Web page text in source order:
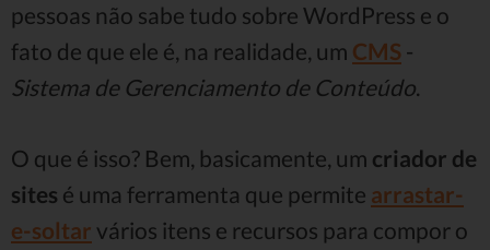
pessoas não sabe tudo sobre WordPress e o
fato de que ele é, na realidade, um CMS -
Sistema de Gerenciamento de Conteúdo.
O que é isso? Bem, basicamente, um criador de
sites é uma ferramenta que permite arrastar-
e-soltar vários itens e recursos para compor o